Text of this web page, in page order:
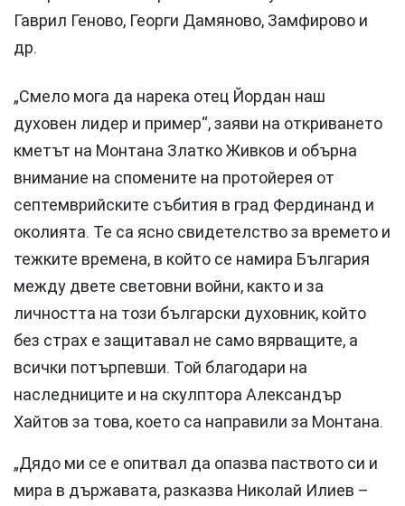
Гаврил Геново, Георги Дамяново, Замфирово и
др.
„Смело мога да нарека отец Йордан наш
духовен лидер и пример“, заяви на откриването
кметът на Монтана Златко Живков и обърна
внимание на спомените на протойерея от
септемврийските събития в град Фердинанд и
околията. Те са ясно свидетелство за времето и
тежките времена, в който се намира България
между двете световни войни, както и за
личността на този български духовник, който
без страх е защитавал не само вярващите, а
всички потърпевши. Той благодари на
наследниците и на скулптора Александър
Хайтов за това, което са направили за Монтана.
„Дядо ми се е опитвал да опазва паството си и
мира в държавата, разказва Николай Илиев –